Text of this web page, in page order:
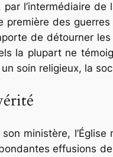
l’intermédiaire
des
de détourner
la plupart ne
soin religieux, la
ministère,
effusions